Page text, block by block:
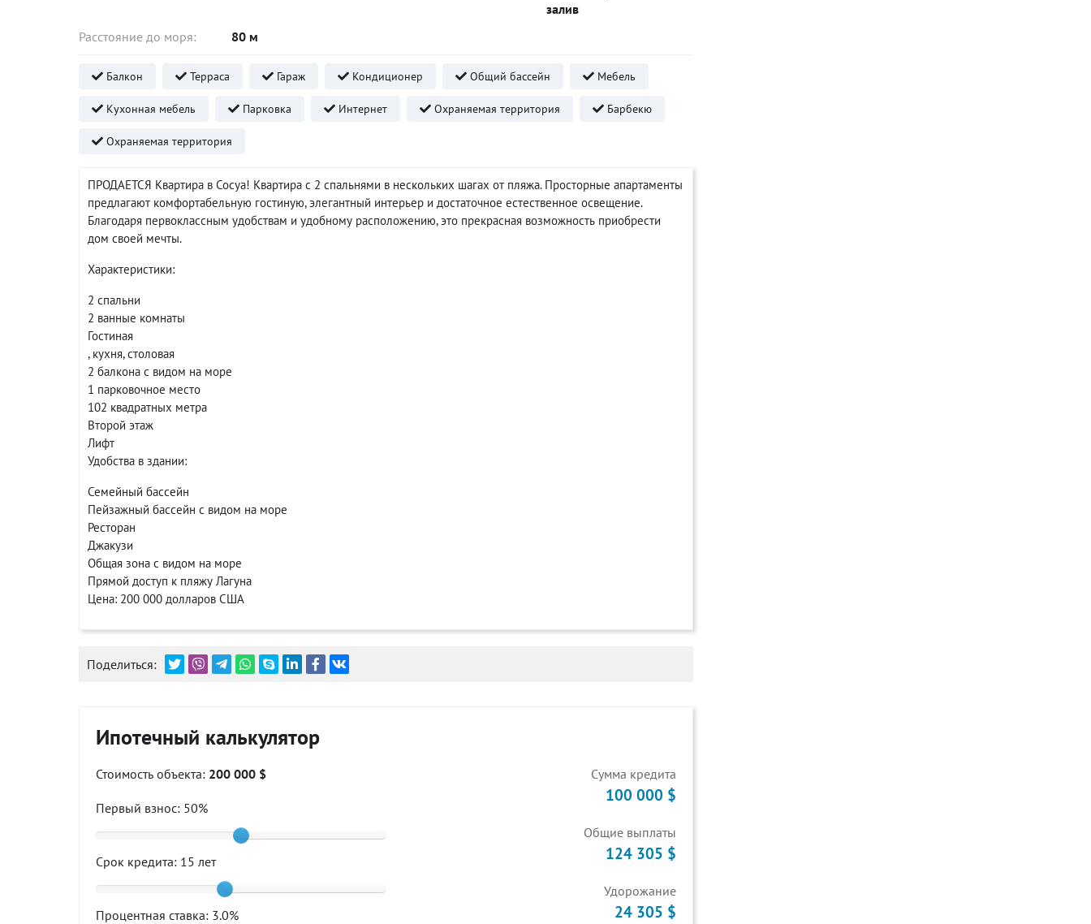
залив
Расстояние до моря:
80 м
Балкон Терраса Гараж Кондиционер Общий бассейн Мебель
Кухонная мебель Парковка Интернет Охраняемая территория Барбекю
Охраняемая территория
ПРОДАЕТСЯ Квартира в Сосуа! Квартира с 2 спальнями в нескольких шагах от пляжа. Просторные апартаменты
предлагают комфортабельную гостиную, элегантный интерьер и достаточное естественное освещение.
Благодаря первоклассным удобствам и удобному расположению, это прекрасная возможность приобрести
дом своей мечты.
Характеристики:
2 спальни
2 ванные комнаты
Гостиная
, кухня, столовая
2 балкона с видом на море
1 парковочное место
102 квадратных метра
Второй этаж
Лифт
Удобства в здании:
Семейный бассейн
Пейзажный бассейн с видом на море
Ресторан
Джакузи
Общая зона с видом на море
Прямой доступ к пляжу Лагуна
Цена: 200 000 долларов США
Поделиться:
Ипотечный калькулятор
Стоимость объекта: 200 000 $
Первый взнос: 50%
Срок кредита: 15 лет
Процентная ставка: 3.0%
Cумма кредита
100 000 $
Общие выплаты
124 305 $
Удорожание
24 305 $